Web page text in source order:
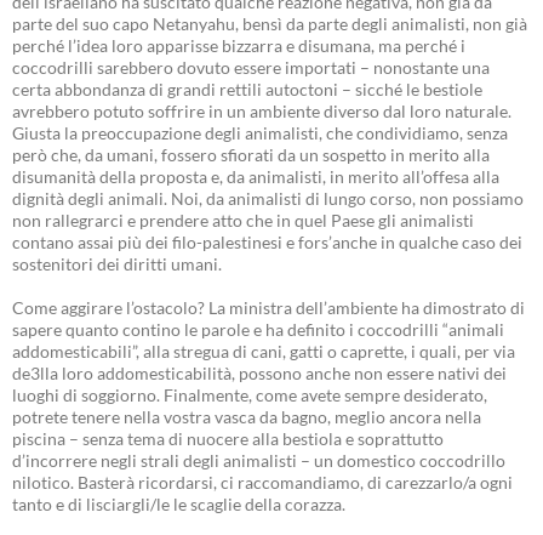
parte del suo capo Netanyahu, bensì da parte degli animalisti, non già
perché l’idea loro apparisse bizzarra e disumana, ma perché i
coccodrilli sarebbero dovuto essere importati – nonostante una
certa abbondanza di grandi rettili autoctoni – sicché le bestiole
avrebbero potuto soffrire in un ambiente diverso dal loro naturale.
Giusta la preoccupazione degli animalisti, che condividiamo, senza
però che, da umani, fossero sfiorati da un sospetto in merito alla
disumanità della proposta e, da animalisti, in merito all’offesa alla
dignità degli animali. Noi, da animalisti di lungo corso, non possiamo
non rallegrarci e prendere atto che in quel Paese gli animalisti
contano assai più dei filo-palestinesi e fors’anche in qualche caso dei
sostenitori dei diritti umani.
Come aggirare l’ostacolo? La ministra dell’ambiente ha dimostrato di
sapere quanto contino le parole e ha definito i coccodrilli “animali
addomesticabili”, alla stregua di cani, gatti o caprette, i quali, per via
de3lla loro addomesticabilità, possono anche non essere nativi dei
luoghi di soggiorno. Finalmente, come avete sempre desiderato,
potrete tenere nella vostra vasca da bagno, meglio ancora nella
piscina – senza tema di nuocere alla bestiola e soprattutto
d’incorrere negli strali degli animalisti – un domestico coccodrillo
nilotico. Basterà ricordarsi, ci raccomandiamo, di carezzarlo/a ogni
tanto e di lisciargli/le le scaglie della corazza.